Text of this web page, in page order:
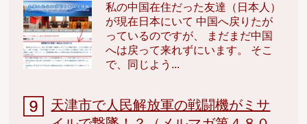
私の中国在住だった友達（日本人）
が現在日本にいて 中国へ戻りたが
っているのですが、 まだまだ中国
へは戻って来れずにいます。 そこ
で、同じよう...
天津市で人民解放軍の戦闘機がミサ